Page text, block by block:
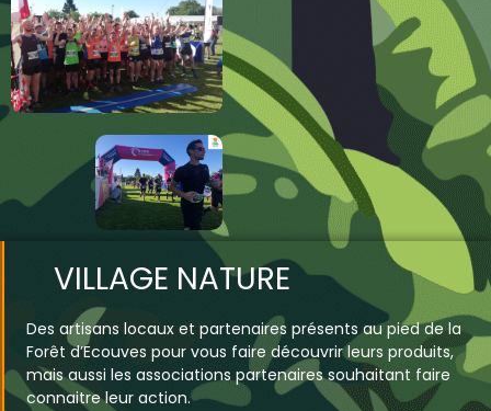
VILLAGE NATURE
Des artisans locaux et partenaires présents au pied de la
Forêt d’Ecouves pour vous faire découvrir leurs produits,
mais aussi les associations partenaires souhaitant faire
connaitre leur action.